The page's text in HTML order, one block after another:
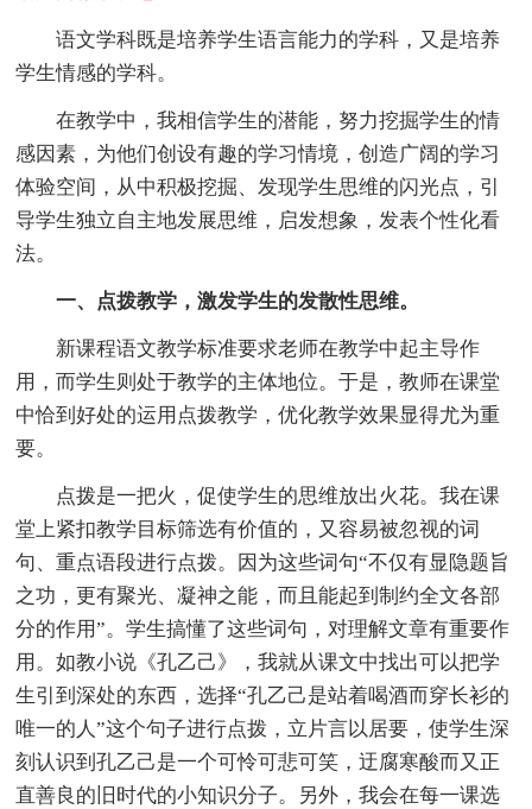
语文学科既是培养学生语言能力的学科，又是培养
学生情感的学科。
在教学中，我相信学生的潜能，努力挖掘学生的情
感因素，为他们创设有趣的学习情境，创造广阔的学习
体验空间，从中积极挖掘、发现学生思维的闪光点，引
导学生独立自主地发展思维，启发想象，发表个性化看
法。
一、点拨教学，激发学生的发散性思维。
新课程语文教学标准要求老师在教学中起主导作
用，而学生则处于教学的主体地位。于是，教师在课堂
中恰到好处的运用点拨教学，优化教学效果显得尤为重
要。
点拨是一把火，促使学生的思维放出火花。我在课
堂上紧扣教学目标筛选有价值的，又容易被忽视的词
句、重点语段进行点拨。因为这些词句“不仅有显隐题旨
之功，更有聚光、凝神之能，而且能起到制约全文各部
分的作用”。学生搞懂了这些词句，对理解文章有重要作
用。如教小说《孔乙己》，我就从课文中找出可以把学
生引到深处的东西，选择“孔乙己是站着喝酒而穿长衫的
唯一的人”这个句子进行点拨，立片言以居要，使学生深
刻认识到孔乙己是一个可怜可悲可笑，迂腐寒酸而又正
直善良的旧时代的小知识分子。另外，我会在每一课选